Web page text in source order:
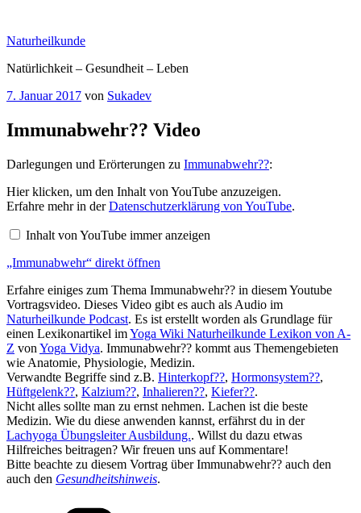
springen
Naturheilkunde
Natürlichkeit – Gesundheit – Leben
Veröffentlicht
7. Januar 2017 von Sukadev
Immunabwehr?? Video
Darlegungen und Erörterungen zu Immunabwehr??:
„Immunabwehr“
von
YouTube
Hier klicken, um den Inhalt von YouTube anzuzeigen.
Erfahre mehr in derDatenschutzerklärung von YouTube.
Inhalt von YouTube immer anzeigen
„Immunabwehr“ direkt öffnen
Erfahre einiges zum Thema Immunabwehr?? in diesem Youtube
Vortragsvideo. Dieses Video gibt es auch als Audio im
Naturheilkunde Podcast. Es ist erstellt worden als Grundlage für
einen Lexikonartikel imYoga Wiki Naturheilkunde Lexikon von A-
Z von Yoga Vidya. Immunabwehr?? kommt aus Themengebieten
wie Anatomie, Physiologie, Medizin.
Verwandte Begriffe sind z.B. Hinterkopf??, Hormonsystem??,
Hüftgelenk??, Kalzium??, Inhalieren??, Kiefer??.
Nicht alles sollte man zu ernst nehmen. Lachen ist die beste
Medizin. Wie du diese anwenden kannst, erfährst du in der
Lachyoga Übungsleiter Ausbildung.. Willst du dazu etwas
Hilfreiches beitragen? Wir freuen uns auf Kommentare!
Bitte beachte zu diesem Vortrag über Immunabwehr?? auch den
auch den Gesundheitshinweis.